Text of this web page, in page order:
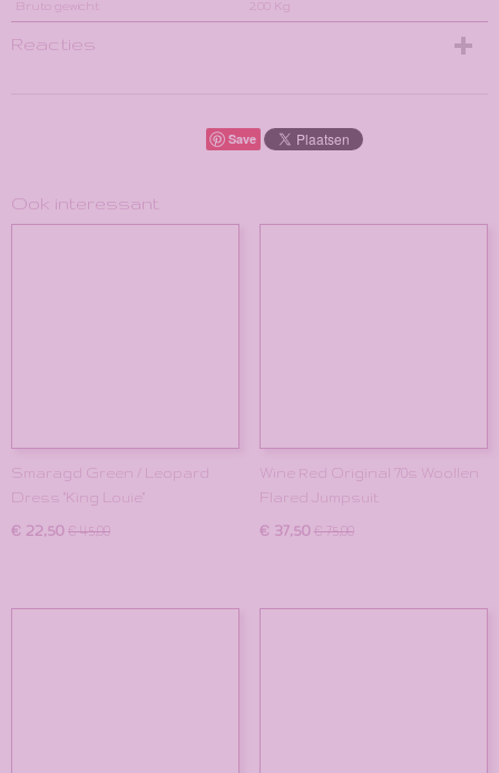
Bruto gewicht 2,00 Kg
Reacties
Save
Ook interessant
Smaragd Green / Leopard
Dress "King Louie"
€ 22,50 € 45,00
Wine Red Original '70s Woollen
Flared Jumpsuit
€ 37,50 € 75,00